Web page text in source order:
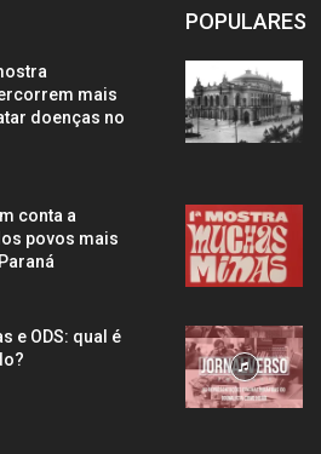
mais
doenças no
conta a
povos mais
e ODS: qual é
POPULARES